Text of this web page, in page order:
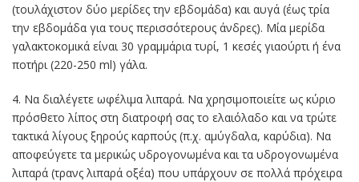
(τουλάχιστον δύο μερίδες την εβδομάδα) και αυγά (έως τρία
την εβδομάδα για τους περισσότερους άνδρες). Μία μερίδα
γαλακτοκομικά είναι 30 γραμμάρια τυρί, 1 κεσές γιαούρτι ή ένα
ποτήρι (220-250 ml) γάλα.
4. Να διαλέγετε ωφέλιμα λιπαρά. Να χρησιμοποιείτε ως κύριο
πρόσθετο λίπος στη διατροφή σας το ελαιόλαδο και να τρώτε
τακτικά λίγους ξηρούς καρπούς (π.χ. αμύγδαλα, καρύδια). Να
αποφεύγετε τα μερικώς υδρογονωμένα και τα υδρογονωμένα
λιπαρά (τρανς λιπαρά οξέα) που υπάρχουν σε πολλά πρόχειρα